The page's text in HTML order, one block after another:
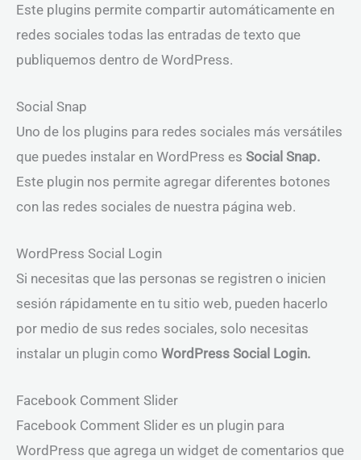
Este plugins permite compartir automáticamente en
redes sociales todas las entradas de texto que
publiquemos dentro de WordPress.
Social Snap
Uno de los plugins para redes sociales más versátiles
que puedes instalar en WordPress es Social Snap.
Este plugin nos permite agregar diferentes botones
con las redes sociales de nuestra página web.
WordPress Social Login
Si necesitas que las personas se registren o inicien
sesión rápidamente en tu sitio web, pueden hacerlo
por medio de sus redes sociales, solo necesitas
instalar un plugin como WordPress Social Login.
Facebook Comment Slider
Facebook Comment Slider es un plugin para
WordPress que agrega un widget de comentarios que